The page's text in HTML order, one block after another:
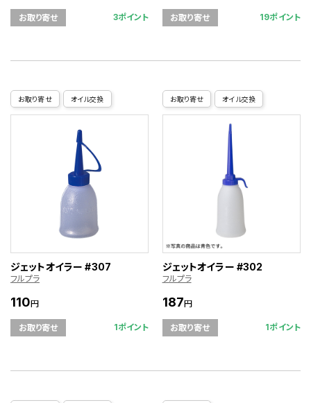
お取り寄せ 3ポイント お取り寄せ 19ポイント
お取り寄せ オイル交換
ジェットオイラー #307
フルプラ
110円
お取り寄せ 1ポイント
お取り寄せ オイル交換
ジェットオイラー #302
フルプラ
187円
お取り寄せ 1ポイント